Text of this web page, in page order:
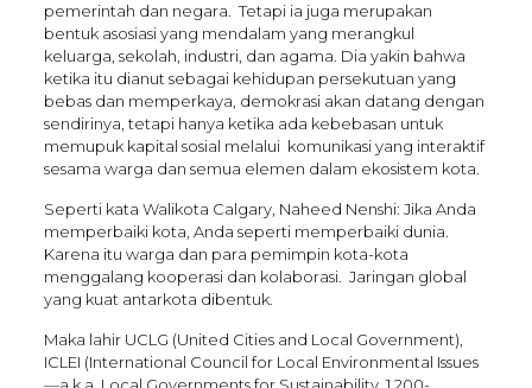
pemerintah dan negara. Tetapi ia juga merupakan
bentuk asosiasi yang mendalam yang merangkul
keluarga, sekolah, industri, dan agama. Dia yakin bahwa
ketika itu dianut sebagai kehidupan persekutuan yang
bebas dan memperkaya, demokrasi akan datang dengan
sendirinya, tetapi hanya ketika ada kebebasan untuk
memupuk kapital sosial melalui komunikasi yang interaktif
sesama warga dan semua elemen dalam ekosistem kota.
Seperti kata Walikota Calgary, Naheed Nenshi: Jika Anda
memperbaiki kota, Anda seperti memperbaiki dunia.
Karena itu warga dan para pemimpin kota-kota
menggalang kooperasi dan kolaborasi. Jaringan global
yang kuat antarkota dibentuk.
Maka lahir UCLG (United Cities and Local Government),
ICLEI (International Council for Local Environmental Issues